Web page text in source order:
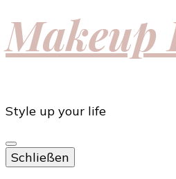
Makeup
Style up your life
Schließen